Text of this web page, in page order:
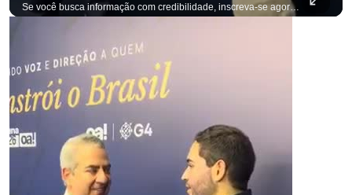
Se você busca informação com credibilidade, inscreva-se agora e ative o
para não perder nenhuma atualização! Ouça O Antagonista nos principais